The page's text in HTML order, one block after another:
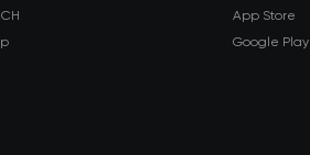
App Store
Google Play